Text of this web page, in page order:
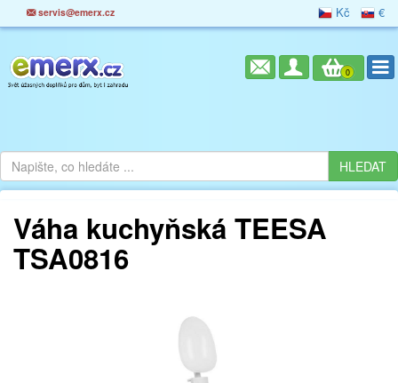
servis@emerx.cz Kč €
0
Váha kuchyňská TEESA
TSA0816